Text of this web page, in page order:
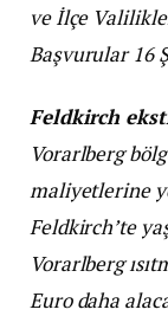
ve İlçe
Başvurular 16
Feldkirch
Vorarlberg
maliyetlerine
Feldkirch’te
Vorarlberg
Euro daha